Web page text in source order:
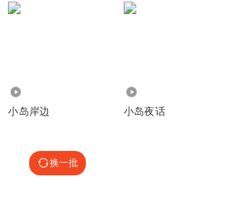
小岛岸边 小岛夜话
换一批